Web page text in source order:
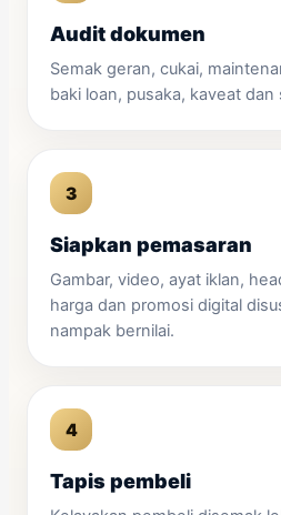
Audit dokumen
Semak geran, cukai,
baki loan, pusaka, kaveat dan
Siapkan pemasaran
Gambar, video, ayat iklan,
harga dan promosi digital
nampak bernilai.
Tapis pembeli